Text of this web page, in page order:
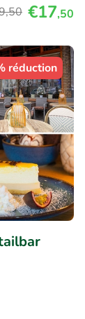
,50 €17,50
réduction